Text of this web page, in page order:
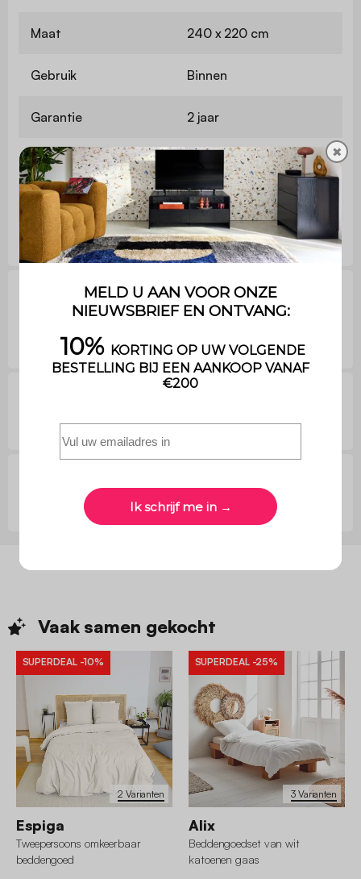
Maat 240 x 220 cm
Gebruik Binnen
Garantie 2 jaar
Bevat hout
Kussensloop 63 x 63 cm
Repareerbaarheidscore, normen en
garanties
Reviews van klanten
Vaak samen gekocht
2 Varianten
SUPERDEAL -10%
Espiga
Tweepersoons omkeerbaar
beddengoed
3 Varianten
SUPERDEAL -25%
Alix
Beddengoedset van wit
katoenen gaas
✖